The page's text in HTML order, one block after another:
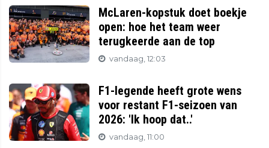
McLaren-kopstuk doet boekje
open: hoe het team weer
terugkeerde aan de top
vandaag, 12:03
F1-legende heeft grote wens
voor restant F1-seizoen van
2026: 'Ik hoop dat..'
vandaag, 11:00